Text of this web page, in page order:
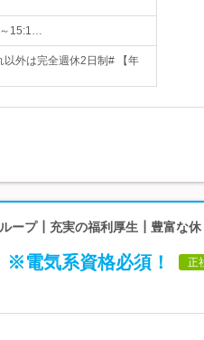
15:1…
外は完全週休2日制# 【年
ープ┃充実の福利厚生┃豊富な休
※電気系資格必須！ 正